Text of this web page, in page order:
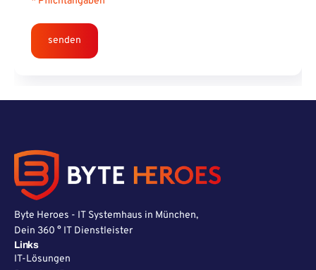
Byte Heroes - IT Systemhaus in München,
Dein 360 ° IT Dienstleister
Links
IT-Lösungen